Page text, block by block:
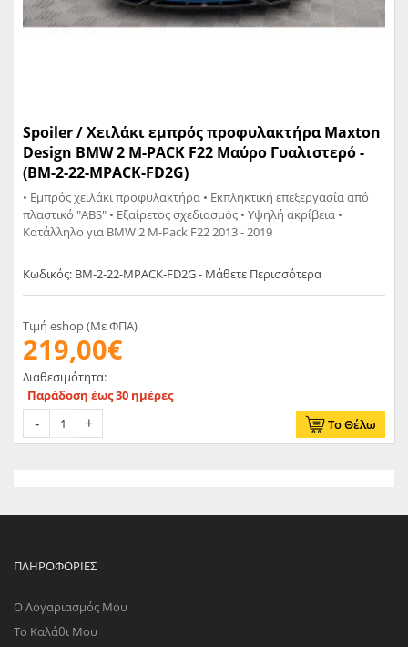
Spoiler / Χειλάκι εμπρός προφυλακτήρα Maxton
Design BMW 2 M-PACK F22 Μαύρο Γυαλιστερό -
(BM-2-22-MPACK-FD2G)
• Εμπρός χειλάκι προφυλακτήρα • Εκπληκτική επεξεργασία από
πλαστικό "ABS" • Εξαίρετος σχεδιασμός • Υψηλή ακρίβεια •
Κατάλληλο για BMW 2 M-Pack F22 2013 - 2019
Κωδικός: BM-2-22-MPACK-FD2G - Μάθετε Περισσότερα
Τιμή eshop (Με ΦΠΑ)
219,00€
Διαθεσιμότητα:
Παράδοση έως 30 ημέρες
Το Θέλω
ΠΛΗΡΟΦΟΡΊΕΣ
Ο Λογαριασμός Μου
Το Καλάθι Μου